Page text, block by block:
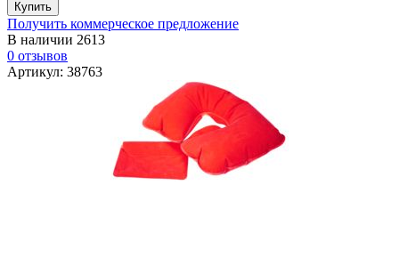
Получить коммерческое предложение
В наличии 2613
0 отзывов
Артикул: 38763